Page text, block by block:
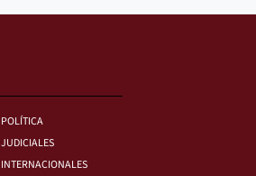
POLÍTICA
JUDICIALES
INTERNACIONALES